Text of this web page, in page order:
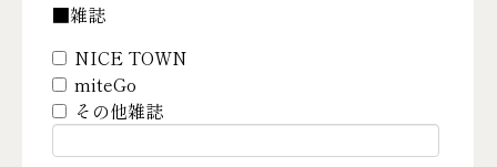
■雑誌
NICE TOWN
miteGo
その他雑誌